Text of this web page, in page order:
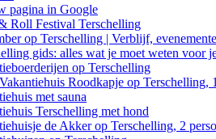
pagina in Google
Roll Festival Terschelling
op Terschelling | Verblijf,
gids: alles wat je moet weten voor
op Terschelling
Vakantiehuis Roodkapje op Terschelling,
met sauna
Terschelling met hond
de Akker op Terschelling, 2